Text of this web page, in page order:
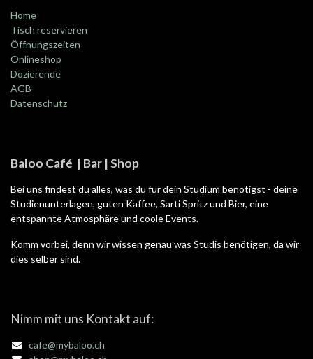
Home
Tisch reservieren
Öffnungszeiten
Onlineshop
Dozierende
AGB
Datenschutz
Baloo Café | Bar | Shop
Bei uns findest du alles, was du für dein Studium benötigst - deine
Studienunterlagen, guten Kaffee, Sarti Spritz und Bier, eine
entspannte Atmosphäre und coole Events.
Komm vorbei, denn wir wissen genau was Studis benötigen, da wir
dies selber sind.
Nimm mit uns Kontakt auf:
cafe@mybaloo.ch